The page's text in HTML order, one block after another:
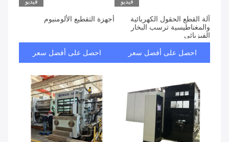
فيديو
آلة القطع الحقول الكهربائية
والمغناطيسية ترسب البخار
الفيزيائي
احصل على أفضل سعر
فيديو
أجهزة التقطيع الألومنيوم
احصل على أفضل سعر